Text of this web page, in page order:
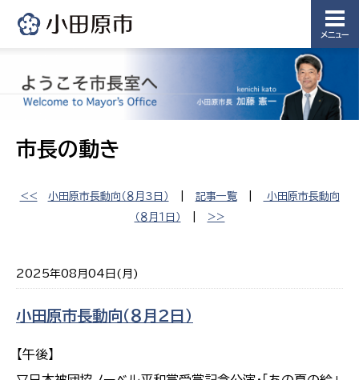
メニュー
市長の動き
<< 小田原市長動向（８月３日） 記事一覧|
小田原市長動向
（８月１日）
>>
2025年08月04日(月)
小田原市長動向（８月２日）
【午後】